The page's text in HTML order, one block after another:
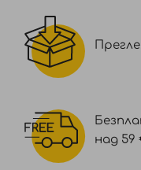
над 59